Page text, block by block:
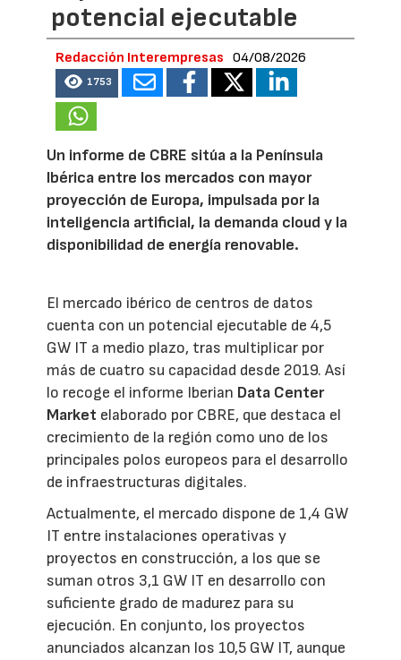
potencial ejecutable
Redacción Interempresas 04/08/2026
1753
Un informe de CBRE sitúa a la Península
Ibérica entre los mercados con mayor
proyección de Europa, impulsada por la
inteligencia artificial, la demanda cloud y la
disponibilidad de energía renovable.
El mercado ibérico de centros de datos
cuenta con un potencial ejecutable de 4,5
GW IT a medio plazo, tras multiplicar por
más de cuatro su capacidad desde 2019. Así
lo recoge el informe Iberian Data Center
Market elaborado por CBRE, que destaca el
crecimiento de la región como uno de los
principales polos europeos para el desarrollo
de infraestructuras digitales.
Actualmente, el mercado dispone de 1,4 GW
IT entre instalaciones operativas y
proyectos en construcción, a los que se
suman otros 3,1 GW IT en desarrollo con
suficiente grado de madurez para su
ejecución. En conjunto, los proyectos
anunciados alcanzan los 10,5 GW IT, aunque